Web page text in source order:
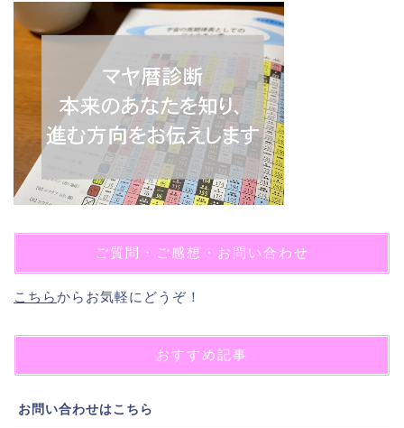
ご質問・ご感想・お問い合わせ
こちらからお気軽にどうぞ！
おすすめ記事
お問い合わせはこちら